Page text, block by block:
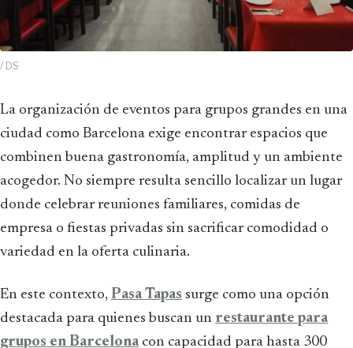
/ DS
La organización de eventos para grupos grandes en una
ciudad como Barcelona exige encontrar espacios que
combinen buena gastronomía, amplitud y un ambiente
acogedor. No siempre resulta sencillo localizar un lugar
donde celebrar reuniones familiares, comidas de
empresa o fiestas privadas sin sacrificar comodidad o
variedad en la oferta culinaria.
En este contexto, Pasa Tapas surge como una opción
destacada para quienes buscan un restaurante para
grupos en Barcelonacon capacidad para hasta 300